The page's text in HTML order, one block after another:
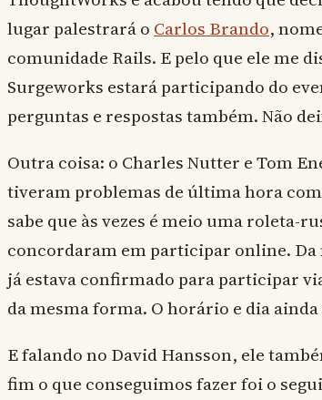
lugar palestrará o Carlos Brando,
comunidade Rails. E pelo que ele me
Surgeworks estará participando do
perguntas e respostas também. Não
Outra coisa: o Charles Nutter e Tom
tiveram problemas de última hora
sabe que às vezes é meio uma roleta-
concordaram em participar online.
já estava confirmado para participar
da mesma forma. O horário e dia ainda
E falando no David Hansson, ele
fim o que conseguimos fazer foi o